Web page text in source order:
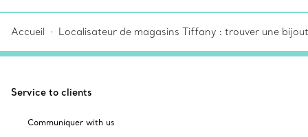
Accueil Localisateur de magasins Tiffany : trouver une
Service to clients
Communiquer with us